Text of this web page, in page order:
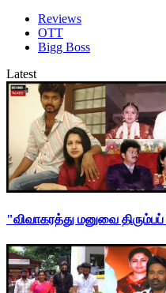
Reviews
OTT
Bigg Boss
Latest
"விவாகரத்து மனுவை